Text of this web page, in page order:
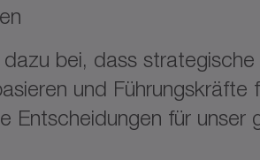
bei, dass
und Führungskräfte
Entscheidungen für unser